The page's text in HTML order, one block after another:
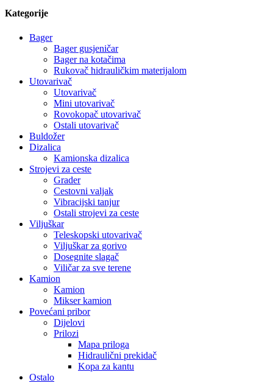
Kategorije
Bager
Bager gusjeničar
Bager na kotačima
Rukovač hidrauličkim materijalom
Utovarivač
Utovarivač
Mini utovarivač
Rovokopač utovarivač
Ostali utovarivač
Buldožer
Dizalica
Kamionska dizalica
Strojevi za ceste
Grader
Cestovni valjak
Vibracijski tanjur
Ostali strojevi za ceste
Viljuškar
Teleskopski utovarivač
Viljuškar za gorivo
Dosegnite slagač
Viličar za sve terene
Kamion
Kamion
Mikser kamion
Povećani pribor
Dijelovi
Prilozi
Mapa priloga
Hidraulični prekidač
Kopa za kantu
Ostalo